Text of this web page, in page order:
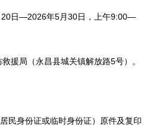
日—2026年5月30日，上午9:00—
局（永昌县城关镇解放路5号）。
身份证或临时身份证）原件及复印